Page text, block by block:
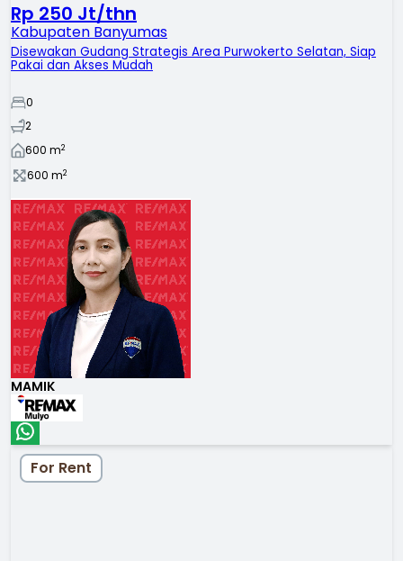
Rp 250 Jt/thn
Kabupaten Banyumas
Disewakan Gudang Strategis Area Purwokerto Selatan, Siap
Pakai dan Akses Mudah
0
2
600 m2
600 m2
MAMIK
For Rent